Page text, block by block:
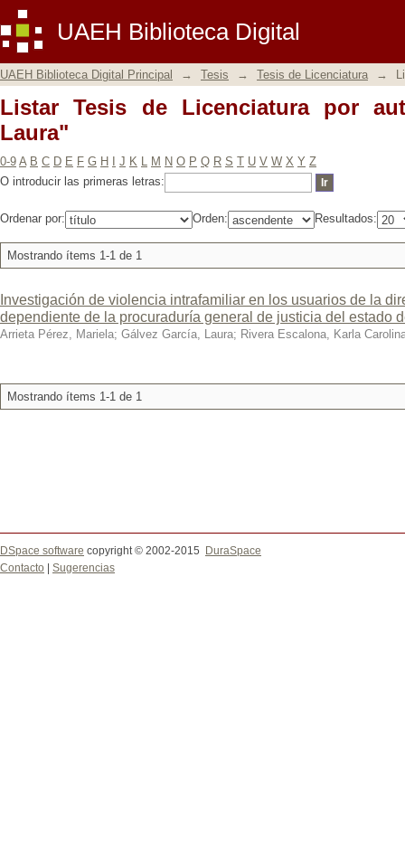
UAEH Biblioteca Digital
Listar Tesis de Licenciatura por autor
UAEH Biblioteca Digital Principal → Tesis → Tesis de Licenciatura →
Listar Tesis de Licenciatura por
Laura"
0-9 A B C D E F G H J K L M N O P Q R S T U V W X Y Z
O introducir las primeras letras:
Ordenar por: Orden: Resultados:
Mostrando ítems 1-1 de 1
Investigación de violencia intrafamiliar en los usuarios de la
dependiente de la procuraduría general de justicia del estado
Arrieta Pérez, Mariela; Gálvez García, Laura; Rivera Escalona, Karla
Mostrando ítems 1-1 de 1
DSpace software copyright © 2002-2015
DuraSpace
Contacto
Sugerencias